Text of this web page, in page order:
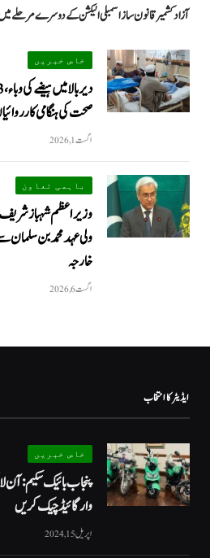
آزاد کشمیر قانون ساز اسمبلی الیکشن کے دوسرے
خاص خبریں
صحت کی ہنگامی
اگست 1, 2026
باہمی تعاون
وزیراعظم شہباز
ولی عہد محمد بن سلمان
خارجہ
اگست 6, 2026
ایڈیٹر کا انتخاب
خاص خبریں
پنجاب بائیک سکیم: آن
وار گائیڈ چیک کریں
اپریل 15, 2024